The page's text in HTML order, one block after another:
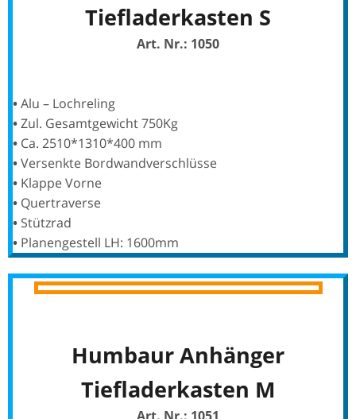
Tiefladerkasten S
Art. Nr.: 1050
•Alu – Lochreling
•Zul. Gesamtgewicht 750Kg
• Ca. 2510*1310*400 mm
•Versenkte Bordwandverschlüsse
• Klappe Vorne
• Quertraverse
• Stützrad
• Planengestell LH: 1600mm
Humbaur Anhänger
Tiefladerkasten M